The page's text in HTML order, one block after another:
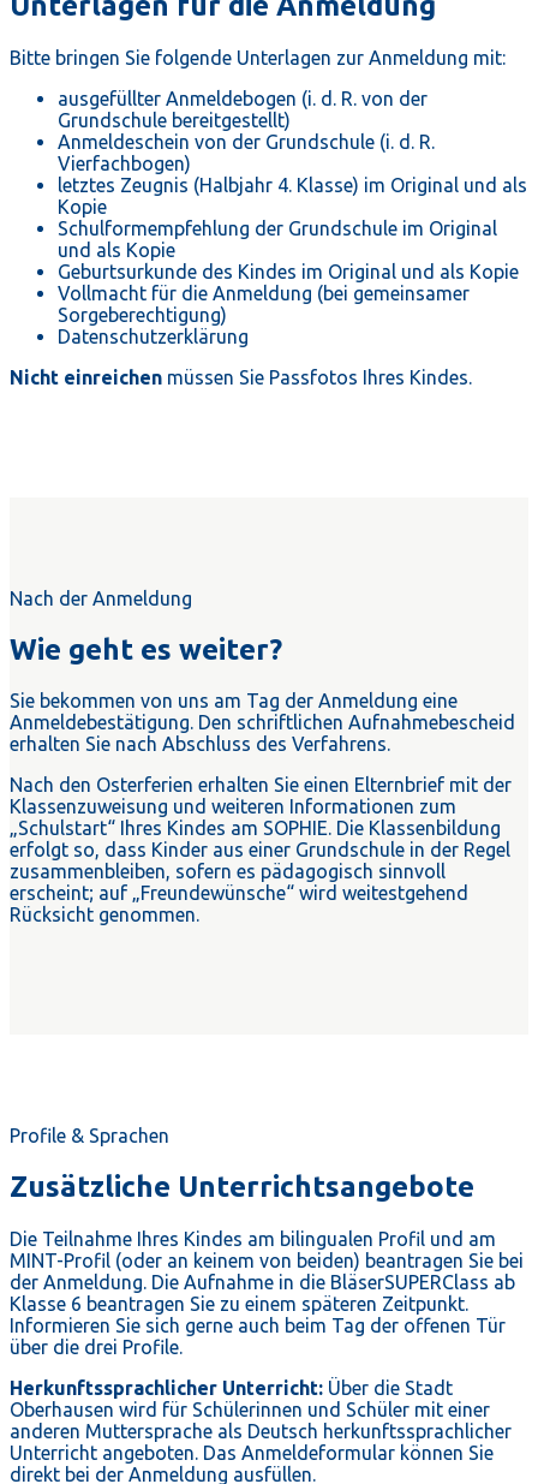
Bitte bringen Sie folgende Unterlagen zur Anmeldung mit:
ausgefüllter Anmeldebogen (i. d. R. von der
Grundschule bereitgestellt)
Anmeldeschein von der Grundschule (i. d. R.
Vierfachbogen)
letztes Zeugnis (Halbjahr 4. Klasse) im Original und als
Kopie
Schulformempfehlung der Grundschule im Original
und als Kopie
Geburtsurkunde des Kindes im Original und als Kopie
Vollmacht für die Anmeldung (bei gemeinsamer
Sorgeberechtigung)
Datenschutzerklärung
Nicht einreichen müssen Sie Passfotos Ihres Kindes.
Nach der Anmeldung
Wie geht es weiter?
Sie bekommen von uns am Tag der Anmeldung eine
Anmeldebestätigung. Den schriftlichen Aufnahmebescheid
erhalten Sie nach Abschluss des Verfahrens.
Nach den Osterferien erhalten Sie einen Elternbrief mit der
Klassenzuweisung und weiteren Informationen zum
„Schulstart“ Ihres Kindes am SOPHIE. Die Klassenbildung
erfolgt so, dass Kinder aus einer Grundschule in der Regel
zusammenbleiben, sofern es pädagogisch sinnvoll
erscheint; auf „Freundewünsche“ wird weitestgehend
Rücksicht genommen.
Profile & Sprachen
Zusätzliche Unterrichtsangebote
Die Teilnahme Ihres Kindes am bilingualen Profil und am
MINT-Profil (oder an keinem von beiden) beantragen Sie bei
der Anmeldung. Die Aufnahme in die BläserSUPERClass ab
Klasse 6 beantragen Sie zu einem späteren Zeitpunkt.
Informieren Sie sich gerne auch beim Tag der offenen Tür
über die drei Profile.
Herkunftssprachlicher Unterricht: Über die Stadt
Oberhausen wird für Schülerinnen und Schüler mit einer
anderen Muttersprache als Deutsch herkunftssprachlicher
Unterricht angeboten. Das Anmeldeformular können Sie
direkt bei der Anmeldung ausfüllen.